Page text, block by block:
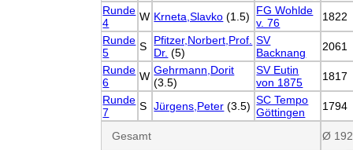
Runde
4
W Krneta,Slavko (1.5)
FG Wohlde
v. 76
1822
Runde
5
S
Pfitzer,Norbert,Prof.
Dr. (5)
SV
Backnang
2061
Runde
6
W Gehrmann,Dorit
(3.5)
SV Eutin
von 1875
1817
Runde
7
S Jürgens,Peter (3.5) SC Tempo
Göttingen
1794
Gesamt Ø